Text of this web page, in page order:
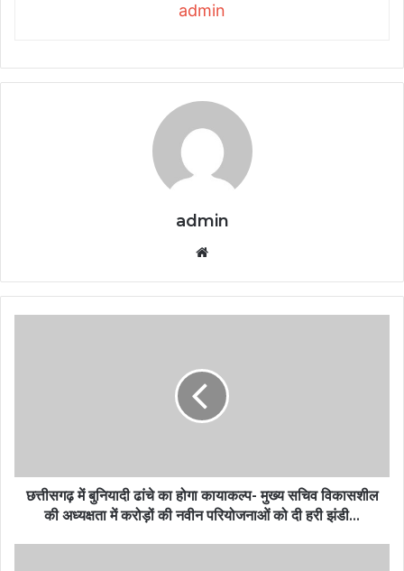
admin
admin
छत्तीसगढ़ में बुनियादी ढांचे का होगा कायाकल्प- मुख्य सचिव विकासशील
की अध्यक्षता में करोड़ों की नवीन परियोजनाओं को दी हरी झंडी…